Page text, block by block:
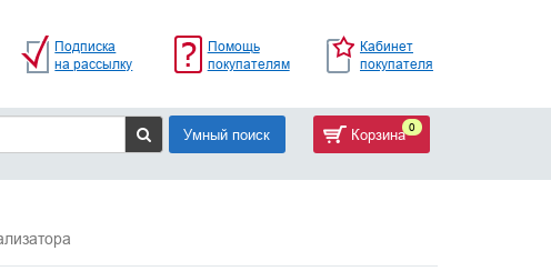
Подписка
на рассылку
Помощь
покупателям
Кабинет
покупателя
Умный поиск Корзина 0